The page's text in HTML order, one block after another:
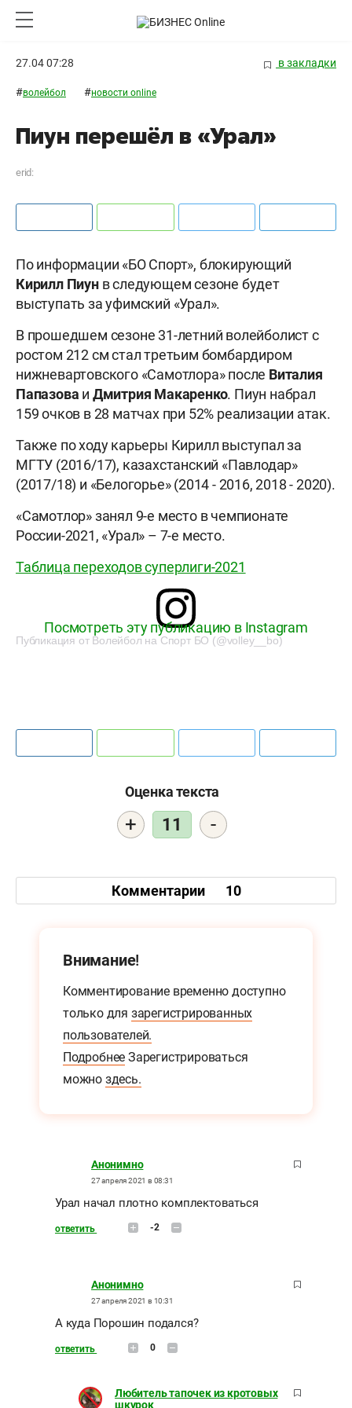
27.04 07:28 в закладки
#волейбол #новости online
Пиун перешёл в «Урал»
erid:
По информации «БО Спорт», блокирующий
Кирилл Пиунв следующем сезоне будет
выступать за уфимский «Урал».
В прошедшем сезоне 31-летний волейболист с
ростом 212 см стал третьим бомбардиром
нижневартовского «Самотлора» после Виталия
Папазова и Дмитрия Макаренко. Пиун набрал
159 очков в 28 матчах при 52% реализации атак.
Также по ходу карьеры Кирилл выступал за
МГТУ (2016/17), казахстанский «Павлодар»
(2017/18) и «Белогорье» (2014 - 2016, 2018 - 2020).
«Самотлор» занял 9-е место в чемпионате
России-2021, «Урал» – 7-е место.
Таблица переходов суперлиги-2021
Посмотреть эту публикацию в Instagram
Публикация от Волейбол на Спорт БО (@volley__bo)
Оценка текста
+ 11 -
Комментарии 10
Внимание!
Комментирование временно доступно
только для зарегистрированных
пользователей.
Подробнее Зарегистрироваться
можно здесь.
Анонимно
27 апреля 2021 в 08:31
Урал начал плотно комплектоваться
ответить -2
Анонимно
27 апреля 2021 в 10:31
А куда Порошин подался?
ответить 0
Любитель тапочек из кротовых
шкурок